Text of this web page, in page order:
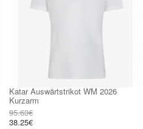
Katar Auswärtstrikot WM 2026
Kurzarm
95.63€
38.25€